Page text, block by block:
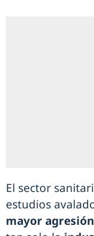
El sector
estudios
mayor